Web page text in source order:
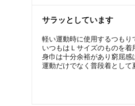
サラッとしています
軽い運動時に使用するつもり
いつもはＬサイズのものを着
身巾は十分余裕があり窮屈感
運動だけでなく普段着として